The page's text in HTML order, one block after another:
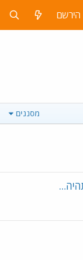
הירשם
מסננים